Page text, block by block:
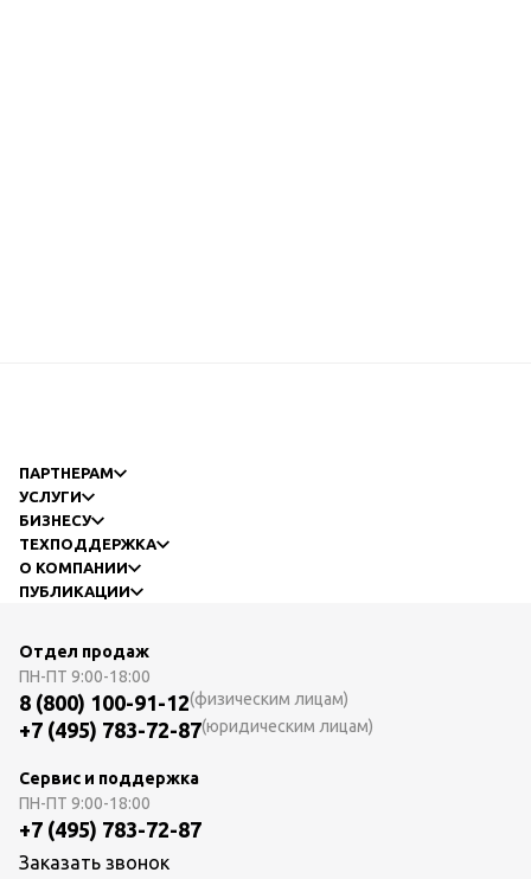
ПАРТНЕРАМ
УСЛУГИ
БИЗНЕСУ
ТЕХПОДДЕРЖКА
О КОМПАНИИ
ПУБЛИКАЦИИ
Отдел продаж
ПН-ПТ 9:00-18:00
8 (800) 100-91-12(физическим лицам)
+7 (495) 783-72-87(юридическим лицам)
Сервис и поддержка
ПН-ПТ 9:00-18:00
+7 (495) 783-72-87
Заказать звонок